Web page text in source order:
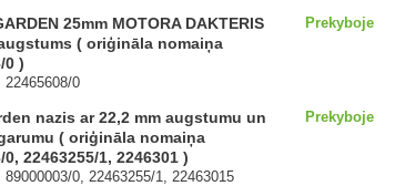
25mm MOTORA DAKTERIS
( oriģināla nomaiņa
0 )
0
Prekyboje
nazis ar 22,2 mm augstumu un
( oriģināla nomaiņa
0, 22463255/1, 2246301 )
0, 22463255/1, 22463015
Prekyboje